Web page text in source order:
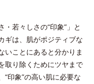
皮脂吸着微粒
滴下した際に吸油した量を
ラ化成研究所調べ＞
若々しさの“印象”」と
ギは、肌がポジティブな
いことにあると分かりま
取り除くためにツヤまで
“印象”の高い肌に必要な